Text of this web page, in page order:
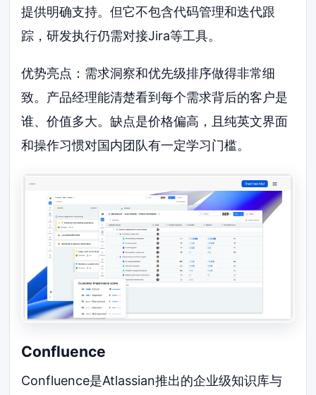
提供明确支持。但它不包含代码管理和迭代跟
踪，研发执行仍需对接Jira等工具。
优势亮点：需求洞察和优先级排序做得非常细
致。产品经理能清楚看到每个需求背后的客户是
谁、价值多大。缺点是价格偏高，且纯英文界面
和操作习惯对国内团队有一定学习门槛。
Confluence
Confluence是Atlassian推出的企业级知识库与